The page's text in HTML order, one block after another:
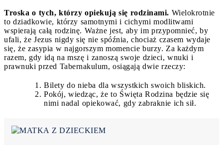
Troska o tych, którzy opiekują się rodzinami. Wielokrotnie
to dziadkowie, którzy samotnymi i cichymi modlitwami
wspierają całą rodzinę. Ważne jest, aby im przypomnieć, by
ufali, że Jezus nigdy się nie spóźnia, chociaż czasem wydaje
się, że zasypia w najgorszym momencie burzy. Za każdym
razem, gdy idą na mszę i zanoszą swoje dzieci, wnuki i
prawnuki przed Tabernakulum, osiągają dwie rzeczy:
Bilety do nieba dla wszystkich swoich bliskich.
Pokój, wiedząc, że to Święta Rodzina będzie się
nimi nadal opiekować, gdy zabraknie ich sił.